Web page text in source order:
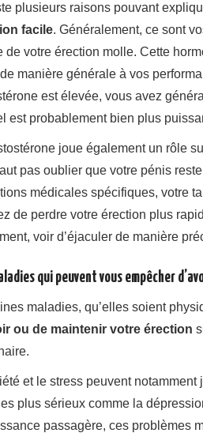
plusieurs raisons pouvant
facile. Généralement, ce sont
de votre érection molle. Cette
manière générale à vos
est élevée, vous avez
est probablement bien plus
joue également un rôle
pas oublier que votre pénis
médicales spécifiques, votre
de perdre votre érection plus
voir d’éjaculer de manière
qui peuvent vous empêcher
maladies, qu’elles soient
ou de maintenir votre érection
et le stress peuvent
plus sérieux comme la
passagère, ces problèmes